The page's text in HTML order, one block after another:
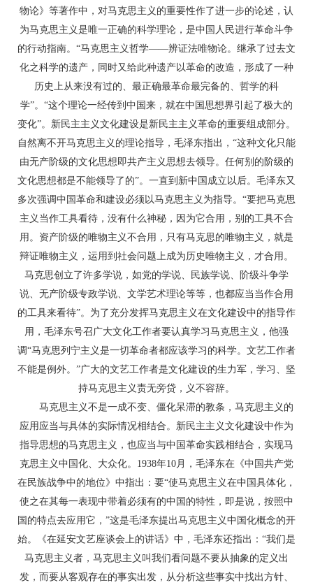
物论》等著作中，对马克思主义的重要性作了进一步的论述，认
为马克思主义是唯一正确的科学理论，是中国人民进行革命斗争
的行动指南。“马克思主义哲学——辨证法唯物论。继承了过去文
化之科学的遗产，同时又给此种遗产以革命的改造，形成了一种
历史上从来没有过的、最正确最革命最完备的、哲学的科
学”。“这个理论一经传到中国来，就在中国思想界引起了极大的
变化”。新民主主义文化建设是新民主主义革命的重要组成部分。
自然离不开马克思主义的理论指导，毛泽东指出，“这种文化只能
由无产阶级的文化思想即共产主义思想去领导。任何别的阶级的
文化思想都是不能领导了的”。一直到新中国成立以后。毛泽东又
多次强调中国革命和建设必须以马克思主义为指导。“要把马克思
主义当作工具看待，没有什么神秘，因为它合用，别的工具不合
用。资产阶级的唯物主义不合用，只有马克思的唯物主义，就是
辩证唯物主义，运用到社会问题上成为历史唯物主义，才合用。
马克思创立了许多学说，如党的学说、民族学说、阶级斗争学
说、无产阶级专政学说、文学艺术理论等等，也都应当当作合用
的工具来看待”。为了充分发挥马克思主义在文化建设中的指导作
用，毛泽东号召广大文化工作者要认真学习马克思主义，他强
调“马克思列宁主义是一切革命者都应该学习的科学。文艺工作者
不能是例外。”广大的文艺工作者是文化建设的生力军，学习、坚
持马克思主义责无旁贷，义不容辞。
马克思主义不是一成不变、僵化呆滞的教条，马克思主义的
应用应当与具体的实际情况相结合。新民主主义文化建设中作为
指导思想的马克思主义，也应当与中国革命实践相结合，实现马
克思主义中国化、大众化。1938年10月，毛泽东在《中国共产党
在民族战争中的地位》中指出：要“使马克思主义在中国具体化，
使之在其每一表现中带着必须有的中国的特性，即是说，按照中
国的特点去应用它，”这是毛泽东提出马克思主义中国化概念的开
始。《在延安文艺座谈会上的讲话》中，毛泽东还指出：“我们是
马克思主义者，马克思主义叫我们看问题不要从抽象的定义出
发，而要从客观存在的事实出发，从分析这些事实中找出方针、